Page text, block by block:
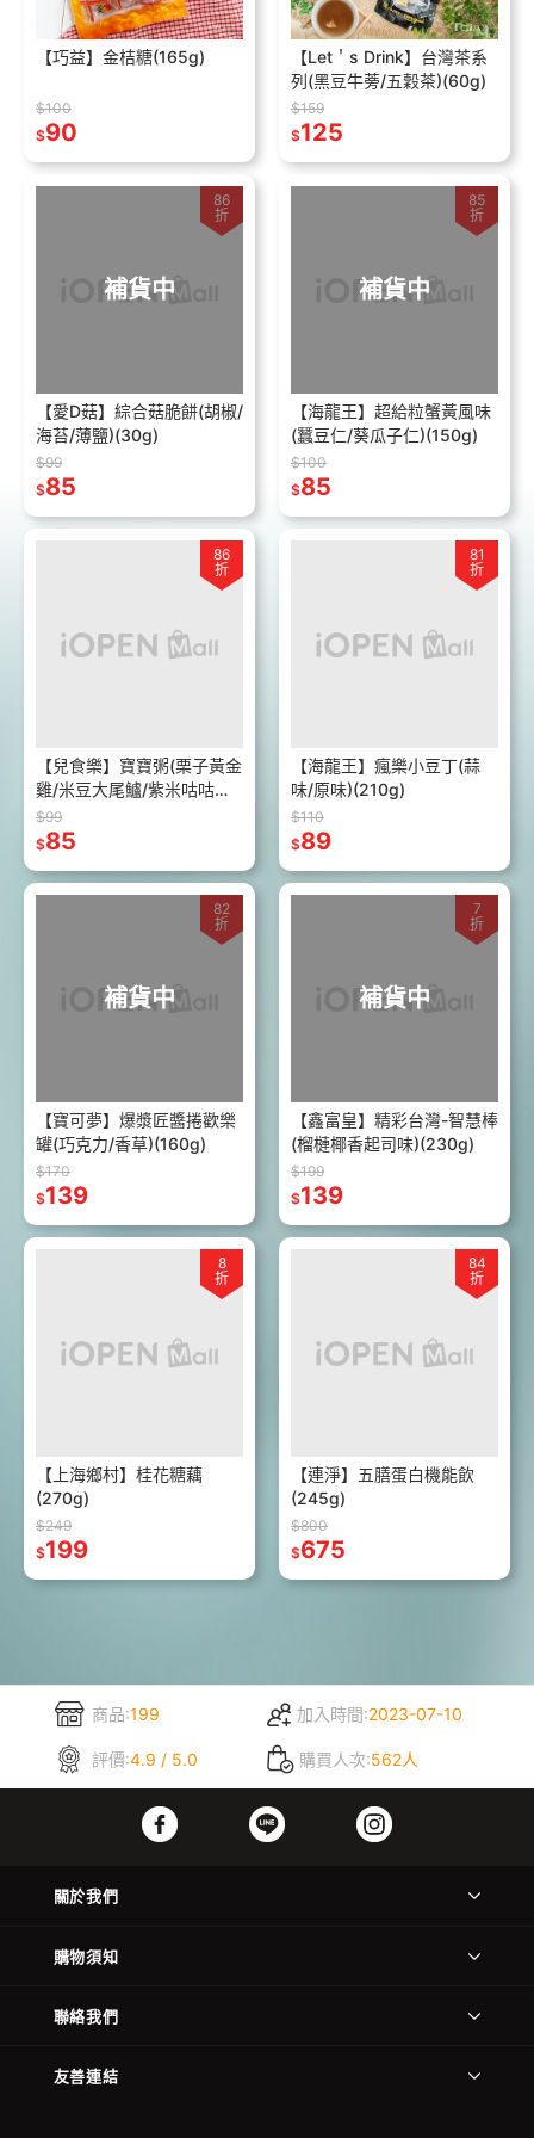
【巧益】金桔糖(165g)
$100
$90
【Let＇s Drink】台灣茶系
列(黑豆牛蒡/五穀茶)(60g)
$159
$125
補貨中
86
折
【愛D菇】綜合菇脆餅(胡椒/
海苔/薄鹽)(30g)
$99
$85
補貨中
85
折
【海龍王】超給粒蟹黃風味
(蠶豆仁/葵瓜子仁)(150g)
$100
$85
86
折
【兒食樂】寶寶粥(栗子黃金
雞/米豆大尾鱸/紫米咕咕雞)
(150g)
$99
$85
81
折
【海龍王】瘋樂小豆丁(蒜
味/原味)(210g)
$110
$89
補貨中
82
折
【寶可夢】爆漿匠醬捲歡樂
罐(巧克力/香草)(160g)
$170
$139
補貨中
7
折
【鑫富皇】精彩台灣-智慧棒
(榴槤椰香起司味)(230g)
$199
$139
8
折
【上海鄉村】桂花糖藕
(270g)
$249
$199
84
折
【連淨】五膳蛋白機能飲
(245g)
$800
$675
商品:199 加入時間:2023-07-10
評價:4.9 / 5.0 購買人次:562人
關於我們
購物須知
聯絡我們
友善連結